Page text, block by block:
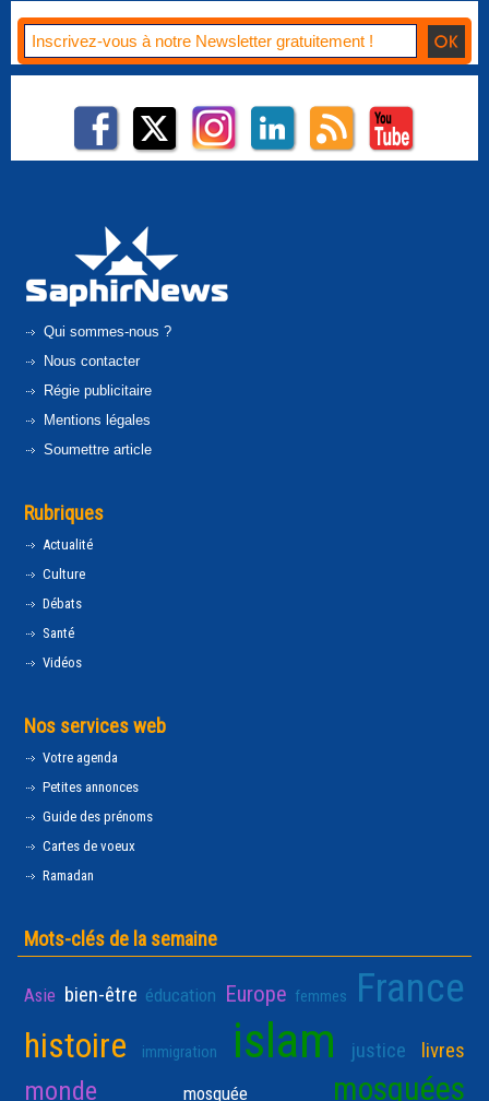
Qui sommes-nous ?
Nous contacter
Régie publicitaire
Mentions légales
Soumettre article
Rubriques
Actualité
Culture
Débats
Santé
Vidéos
Nos services web
Votre agenda
Petites annonces
Guide des prénoms
Cartes de voeux
Ramadan
Mots-clés de la semaine
Asie bien-être éducation Europe femmes France
histoire immigration islam justice livres
monde mosquée mosquées